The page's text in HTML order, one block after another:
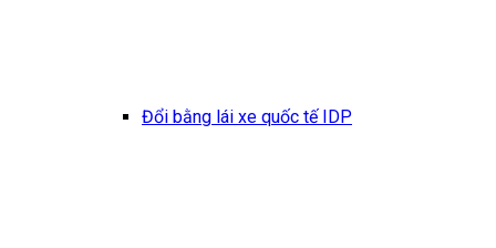
Đổi bằng lái xe quốc tế IDP